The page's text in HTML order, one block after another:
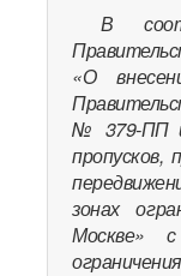
В
«О
№ 379-ПП и
пропусков,
зонах
Москве»